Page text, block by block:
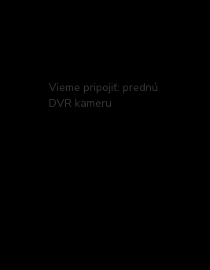
Vieme pripojiť: prednú
DVR kameru